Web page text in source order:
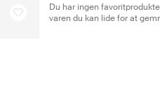
Du har ingen
varen du kan lide for at